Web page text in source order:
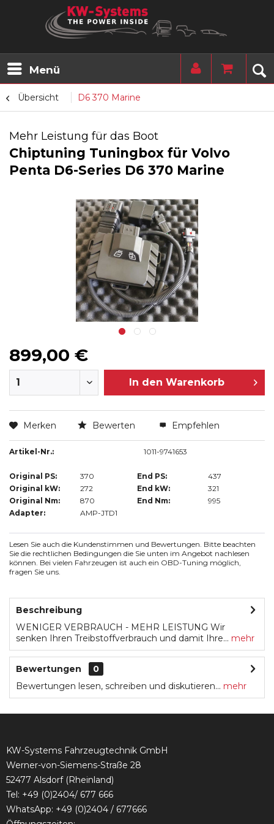
Menü
Übersicht D6 370 Marine
Mehr Leistung für das Boot
Chiptuning Tuningbox für Volvo
Penta D6-Series D6 370 Marine
899,00 €
In den Warenkorb
Merken Bewerten Empfehlen
Artikel-Nr.: 1011-9741653
Original PS: 370 End PS:
437
Original kW:
272 End kW:
321
Original Nm:
870 End Nm:
995
Adapter:
AMP-JTD1
Lesen Sie auch die Kundenstimmen und Bewertungen. Bitte beachten
Sie die rechtlichen Bedingungen die Sie unten im Angebot nachlesen
können. Bei vielen Fahrzeugen ist auch ein OBD-Tuning möglich,
fragen Sie uns.
Beschreibung
WENIGER VERBRAUCH - MEHR LEISTUNG Wir
senken Ihren Treibstoffverbrauch und damit Ihre... mehr
Bewertungen
0
Bewertungen lesen, schreiben und diskutieren... mehr
KW-Systems Fahrzeugtechnik GmbH
Werner-von-Siemens-Straße 28
52477 Alsdorf (Rheinland)
Tel: +49 (0)2404/ 677 666
WhatsApp: +49 (0)2404 / 677666